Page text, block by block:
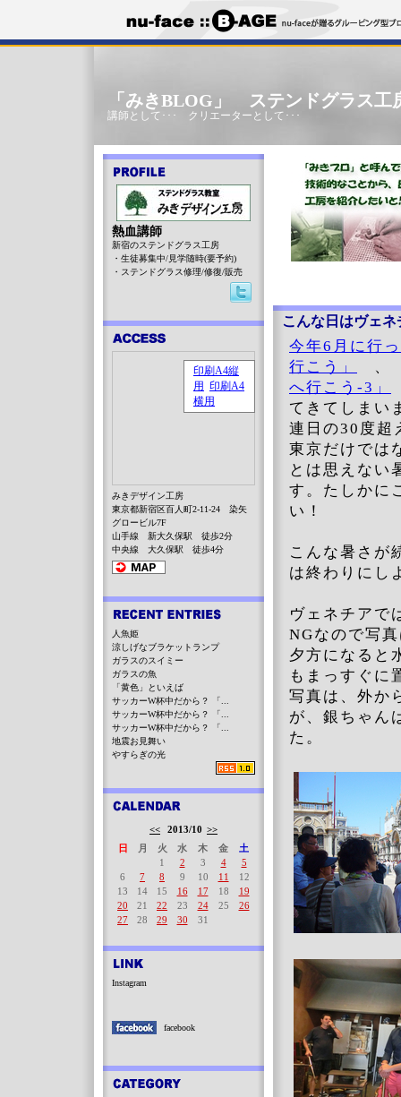
「みきBLOG」 ステンドグラス工
講師として･･･ クリエーターとして･･･
こんな日はヴェ
今年6月に行
行こう」
へ行こう-3」
てきてしまい
連日の30度
東京だけでは
とは思えない
す。たしかに
い！
こんな暑さが
は終わりにし
ヴェネチアで
NGなので写
夕方になると
もまっすぐに
写真は、外
が、銀ちゃん
た。
熱血講師
新宿のステンドグラス工房
・生徒募集中/見学随時(要予約)
・ステンドグラス修理/修復/販売
みきデザイン工房
東京都新宿区百人町2-11-24 染矢
グロービル7F
山手線 新大久保駅 徒歩2分
中央線 大久保駅 徒歩4分
人魚姫
涼しげなブラケットランプ
ガラスのスイミー
ガラスの魚
「黄色」といえば
サッカーW杯中だから？ 「...
サッカーW杯中だから？ 「...
サッカーW杯中だから？ 「...
地震お見舞い
やすらぎの光
<< 2013/10 >>
日
月 火 水 木 金
土
1
2 3 4
5
6
7 8 9 10 11
12
13
14 15 16 17 18
19
20
21 22 23 24 25
26
27
28 29 30 31
Instagram
facebook